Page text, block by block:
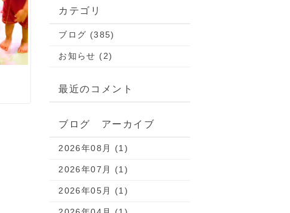
カテゴリ
ブログ (385)
お知らせ (2)
最近のコメント
ブログ アーカイブ
2026年08月 (1)
2026年07月 (1)
2026年05月 (1)